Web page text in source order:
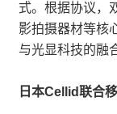
式。根据协议，
影拍摄器材等核
与光显科技的融
日本Cellid联合